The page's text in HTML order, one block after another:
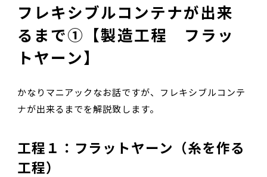
フレキシブルコンテナが出来
るまで①【製造工程 フラッ
トヤーン】
かなりマニアックなお話ですが、フレキシブルコンテ
ナが出来るまでを解説致します。
工程１：フラットヤーン（糸を作る
工程）